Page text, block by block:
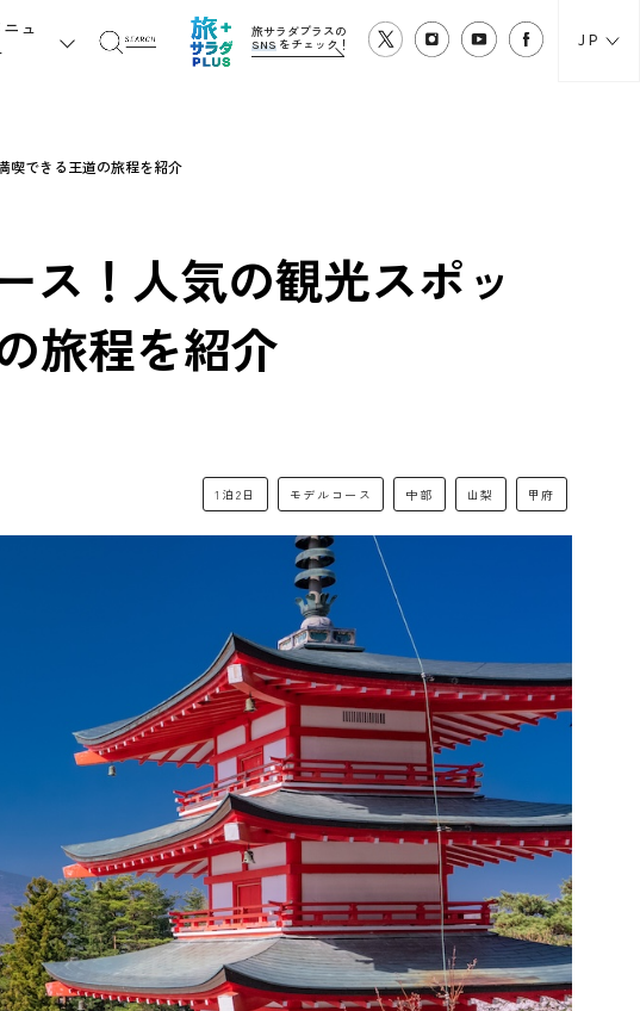
ニュ
旅サラダプラスの
SNS をチェック！ JP
喫できる王道の旅程を紹介
ス！人気の観光スポッ
旅程を紹介
1泊2日 モデルコース 中部 山梨 甲府